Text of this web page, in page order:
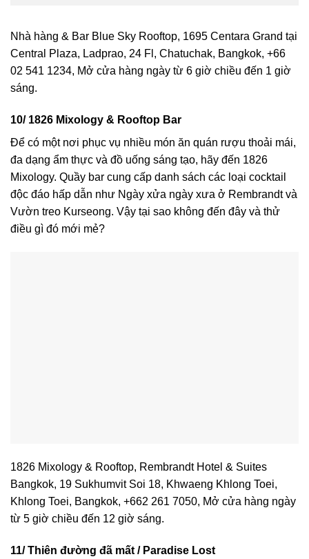
Nhà hàng & Bar Blue Sky Rooftop, 1695 Centara Grand tại
Central Plaza, Ladprao, 24 Fl, Chatuchak, Bangkok, +66
02 541 1234, Mở cửa hàng ngày từ 6 giờ chiều đến 1 giờ
sáng.
10/ 1826 Mixology & Rooftop Bar
Để có một nơi phục vụ nhiều món ăn quán rượu thoải mái,
đa dạng ẩm thực và đồ uống sáng tạo, hãy đến 1826
Mixology. Quầy bar cung cấp danh sách các loại cocktail
độc đáo hấp dẫn như Ngày xửa ngày xưa ở Rembrandt và
Vườn treo Kurseong. Vậy tại sao không đến đây và thử
điều gì đó mới mẻ?
1826 Mixology & Rooftop, Rembrandt Hotel & Suites
Bangkok, 19 Sukhumvit Soi 18, Khwaeng Khlong Toei,
Khlong Toei, Bangkok, +662 261 7050, Mở cửa hàng ngày
từ 5 giờ chiều đến 12 giờ sáng.
11/ Thiên đường đã mất / Paradise Lost